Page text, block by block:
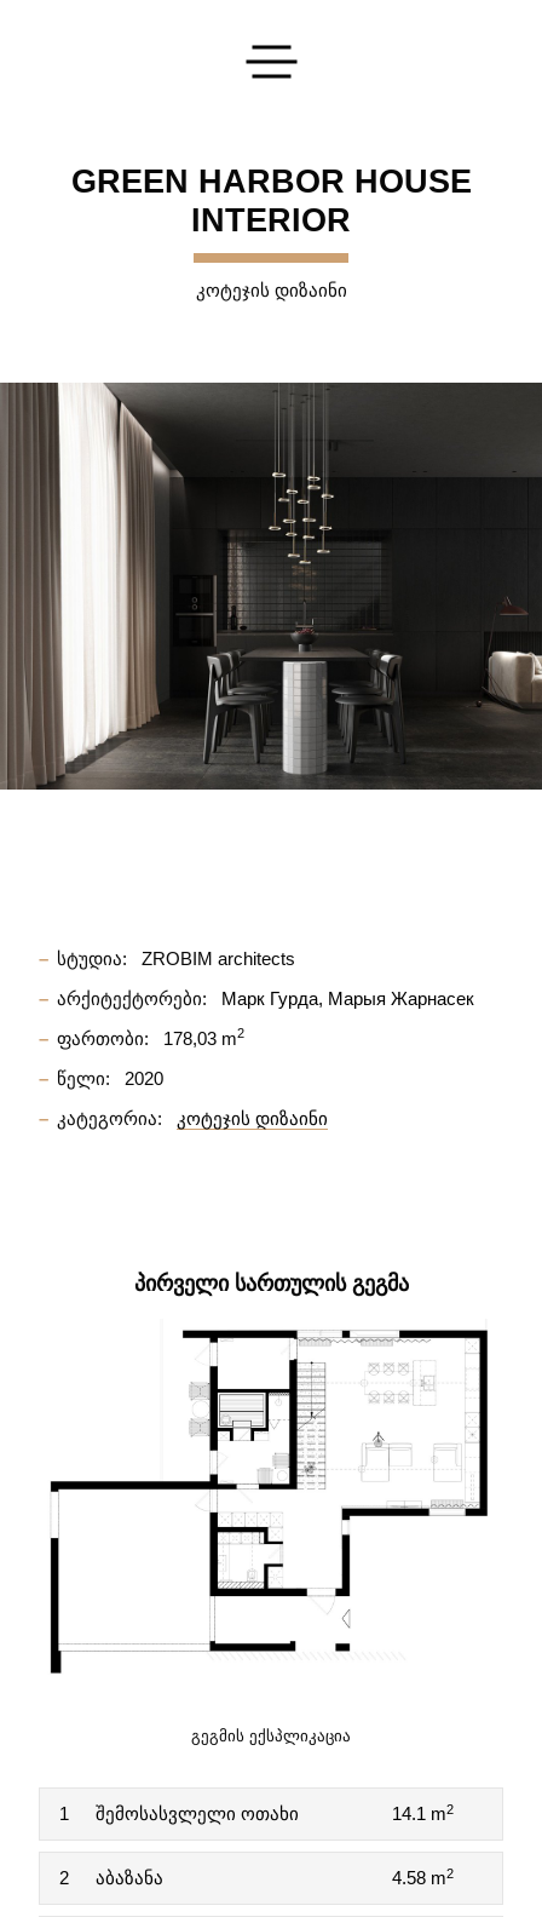
სტუდია:
ZROBIM architects
არქიტექტორები:
Марк Гурда Марыя Жарнасек
ფართობი:
178,03 m2
წელი:
2020
კატეგორია:
კოტეჯის დიზაინი
ᲞᲘᲠᲕᲔᲚᲘ ᲡᲐᲠᲗᲣᲚᲘᲡ ᲒᲔᲒᲛᲐ
ᲒᲔᲒᲛᲘᲡ ᲔᲥᲡᲞᲚᲘᲙᲐᲪᲘᲐ
1 შემოსასვლელი ოთახი 14.1 m2
2 აბაზანა 4.58 m2
GREEN HARBOR HOUSE
INTERIOR
ᲙᲝᲢᲔᲯᲘᲡ ᲓᲘᲖᲐᲘᲜᲘ